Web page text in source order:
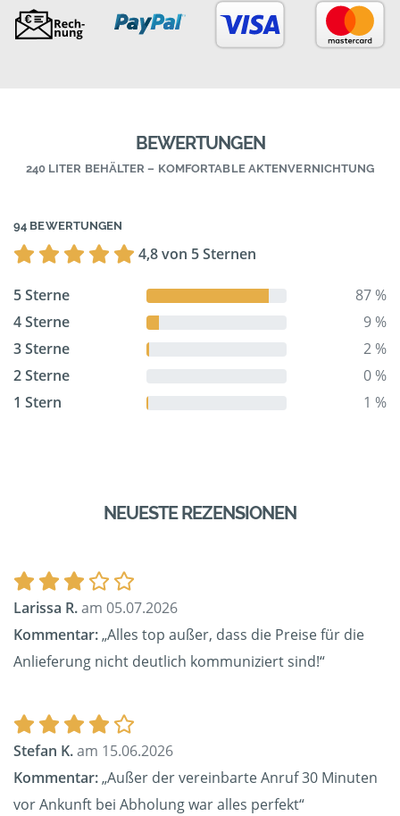
BEWERTUNGEN
240 LITER BEHÄLTER – KOMFORTABLE AKTENVERNICHTUNG
94 BEWERTUNGEN
4,8 von 5 Sternen
5 Sterne
87 %
4 Sterne
9 %
3 Sterne
2 %
2 Sterne
0 %
1 Stern
1 %
NEUESTE REZENSIONEN
Larissa R.am 05.07.2026
Kommentar:„Alles top außer, dass die Preise für die
Anlieferung nicht deutlich kommuniziert sind!“
Stefan K.am 15.06.2026
Kommentar:„Außer der vereinbarte Anruf 30 Minuten
vor Ankunft bei Abholung war alles perfekt“